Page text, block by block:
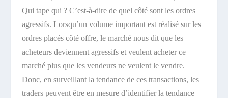
Qui tape qui ? C’est-à-dire de quel côté sont les ordres
agressifs. Lorsqu’un volume important est réalisé sur les
ordres placés côté offre, le marché nous dit que les
acheteurs deviennent agressifs et veulent acheter ce
marché plus que les vendeurs ne veulent le vendre.
Donc, en surveillant la tendance de ces transactions, les
traders peuvent être en mesure d’identifier la tendance